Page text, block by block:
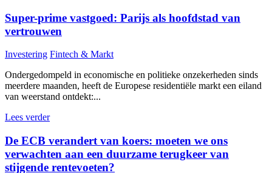
Super-prime vastgoed: Parijs als hoofdstad van
vertrouwen
Investering Fintech & Markt
Ondergedompeld in economische en politieke onzekerheden sinds
meerdere maanden, heeft de Europese residentiële markt een eiland
van weerstand ontdekt:...
Lees verder
De ECB verandert van koers: moeten we ons
verwachten aan een duurzame terugkeer van
stijgende rentevoeten?